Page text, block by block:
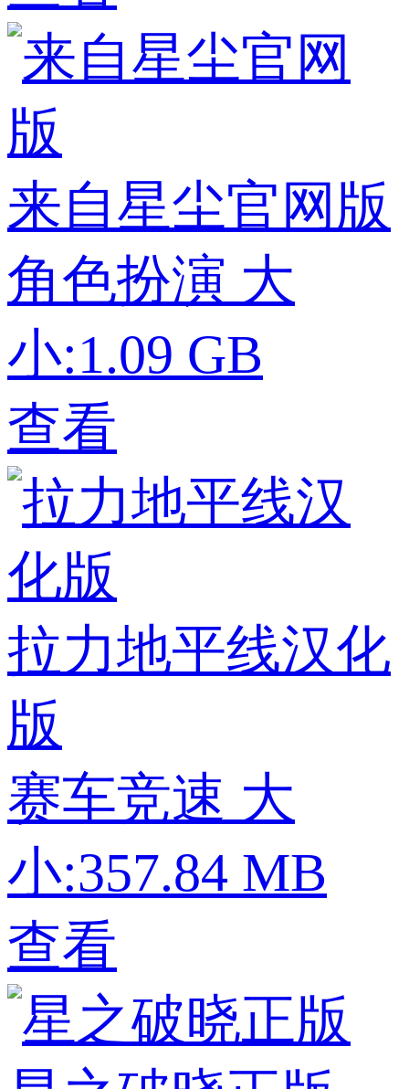
来自星尘官网版
角色扮演 大
小:1.09 GB
查看
拉力地平线汉化
版
赛车竞速 大
小:357.84 MB
查看